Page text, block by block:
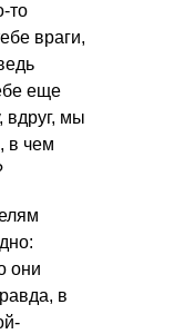
то
враги,
еще
вдруг, мы
в чем
они
в